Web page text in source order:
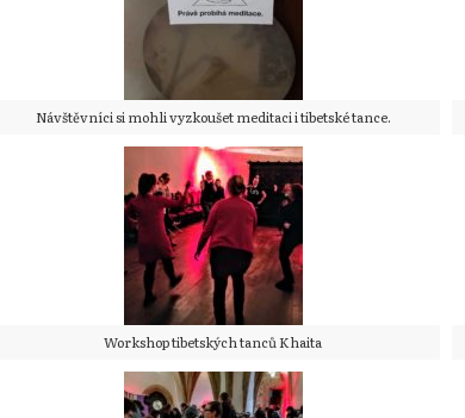
Návštěvníci si mohli vyzkoušet meditaci i tibetské tance.
Workshop tibetských tanců Khaita